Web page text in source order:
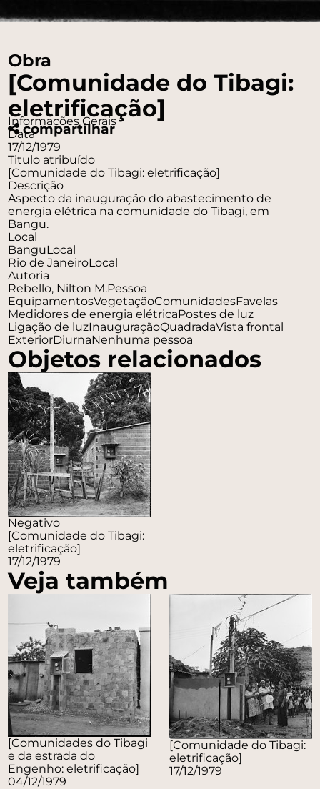
Obra
[Comunidade do Tibagi:
eletrificação]
compartilhar
Informações Gerais
Data
17/12/1979
Titulo atribuído
[Comunidade do Tibagi: eletrificação]
Descrição
Aspecto da inauguração do abastecimento de
energia elétrica na comunidade do Tibagi, em
Bangu.
Local
BanguLocal
Rio de JaneiroLocal
Autoria
Rebello, Nilton M.Pessoa
EquipamentosVegetaçãoComunidadesFavelas
Medidores de energia elétricaPostes de luz
Ligação de luzInauguraçãoQuadradaVista frontal
ExteriorDiurnaNenhuma pessoa
Objetos relacionados
Negativo
[Comunidade do Tibagi:
eletrificação]
17/12/1979
Veja também
[Comunidades do Tibagi
e da estrada do
Engenho: eletrificação]
04/12/1979
[Comunidade do Tibagi:
eletrificação]
17/12/1979